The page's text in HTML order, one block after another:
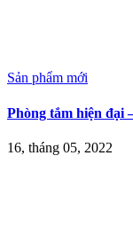
Sản phẩm mới
Phòng tắm hiện đại
16, tháng 05, 2022